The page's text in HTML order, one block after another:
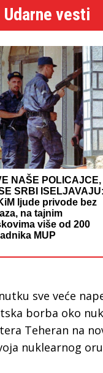
Udarne vesti
NAŠE POLICAJCE,
SRBI ISELJAVAJU:
ljude privode bez
na tajnim
više od 200
MUP
sve veće
borba oko
Teheran na
nuklearnog